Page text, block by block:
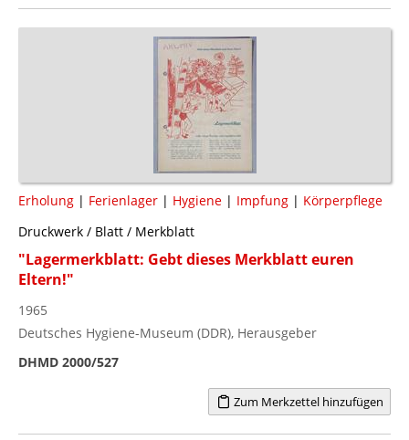
Erholung | Ferienlager | Hygiene | Impfung | Körperpflege
Druckwerk / Blatt / Merkblatt
"Lagermerkblatt: Gebt dieses Merkblatt euren
Eltern!"
1965
Deutsches Hygiene-Museum (DDR), Herausgeber
DHMD 2000/527
Zum Merkzettel hinzufügen